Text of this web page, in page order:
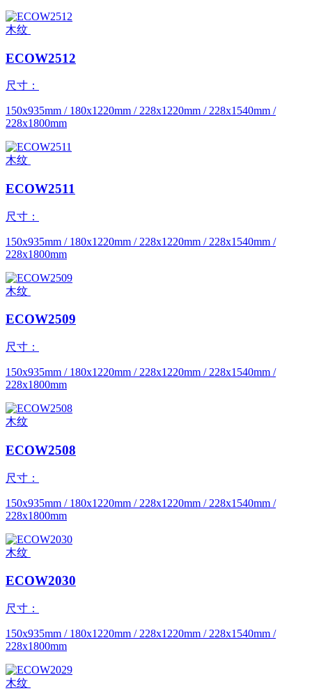
木纹
ECOW2512
尺寸：
150x935mm / 180x1220mm / 228x1220mm / 228x1540mm /
228x1800mm
木纹
ECOW2511
尺寸：
150x935mm / 180x1220mm / 228x1220mm / 228x1540mm /
228x1800mm
木纹
ECOW2509
尺寸：
150x935mm / 180x1220mm / 228x1220mm / 228x1540mm /
228x1800mm
木纹
ECOW2508
尺寸：
150x935mm / 180x1220mm / 228x1220mm / 228x1540mm /
228x1800mm
木纹
ECOW2030
尺寸：
150x935mm / 180x1220mm / 228x1220mm / 228x1540mm /
228x1800mm
木纹